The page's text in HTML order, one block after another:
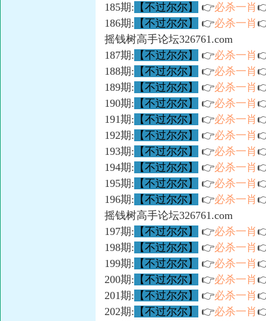
185期: 【不过尔尔】 👉必杀一肖
186期: 【不过尔尔】 👉必杀一肖
摇钱树高手论坛326761.com
187期: 【不过尔尔】 👉必杀一肖
188期: 【不过尔尔】 👉必杀一肖
189期: 【不过尔尔】 👉必杀一肖
190期: 【不过尔尔】 👉必杀一肖
191期: 【不过尔尔】 👉必杀一肖
192期: 【不过尔尔】 👉必杀一肖
193期: 【不过尔尔】 👉必杀一肖
194期: 【不过尔尔】 👉必杀一肖
195期: 【不过尔尔】 👉必杀一肖
196期: 【不过尔尔】 👉必杀一肖
摇钱树高手论坛326761.com
197期: 【不过尔尔】 👉必杀一肖
198期: 【不过尔尔】 👉必杀一肖
199期: 【不过尔尔】 👉必杀一肖
200期: 【不过尔尔】 👉必杀一肖
201期: 【不过尔尔】 👉必杀一肖
202期: 【不过尔尔】 👉必杀一肖